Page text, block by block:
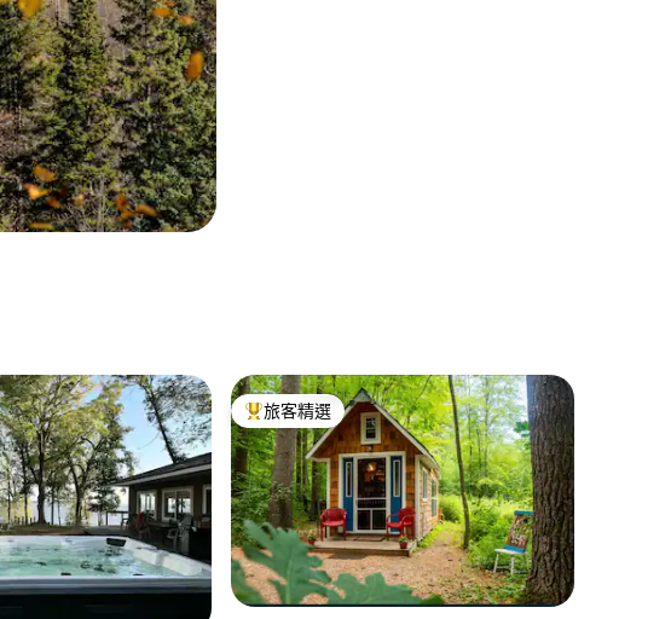
旅客精選榜首
旅客精選